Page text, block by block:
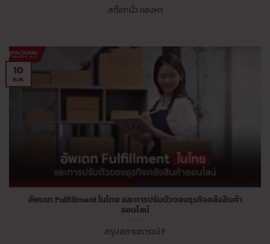
สต๊อกมั่ว ของหา
อัพเดท Fulfillment ในไทย และการปรับตัวของธุรกิจคลังสินค้า
ออนไลน์
สรุปสถานการณ์ F
10
ก.พ.